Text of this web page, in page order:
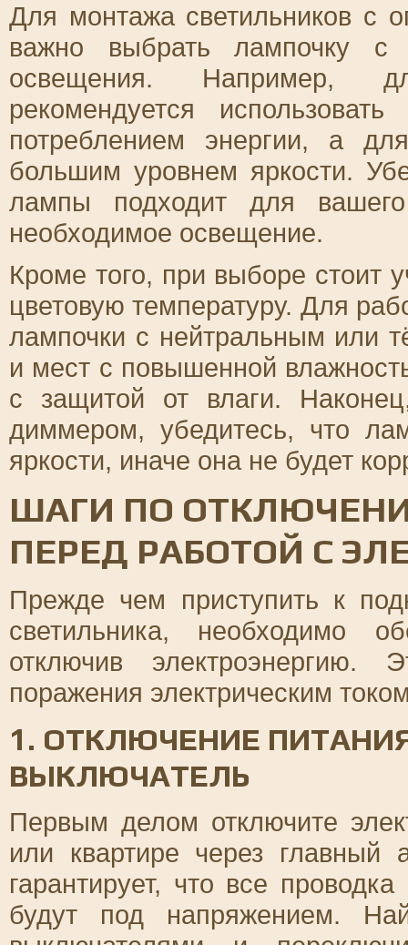
Для монтажа светильников с
важно выбрать лампочку
освещения. Например,
рекомендуется
потреблением энергии, а
большим уровнем яркости.
лампы подходит для
необходимое освещение.
Кроме того, при выборе стоит
цветовую температуру. Для
лампочки с нейтральным или
и мест с повышенной
с защитой от влаги.
диммером, убедитесь, что
яркости, иначе она не будет
ШАГИ ПО
ПЕРЕД РАБОТОЙ С
Прежде чем приступить к
светильника, необходимо
отключив электроэнергию.
поражения электрическим
1. ОТКЛЮЧЕНИЕ
ВЫКЛЮЧАТЕЛЬ
Первым делом отключите
или квартире через главный
гарантирует, что все
будут под напряжением.